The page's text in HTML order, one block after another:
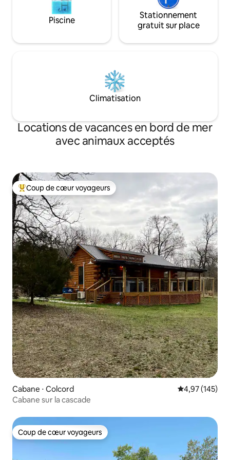
Piscine
Stationnement
gratuit sur place
Climatisation
Locations de vacances en bord de mer
avec animaux acceptés
Coups de cœur voyageurs les plus appréciés
Coup de cœur voyageurs
Cabane ⋅ Colcord Évaluation
4,97 (145)
Cabane sur la cascade
Coup de cœur voyageurs
Coup de cœur voyageurs